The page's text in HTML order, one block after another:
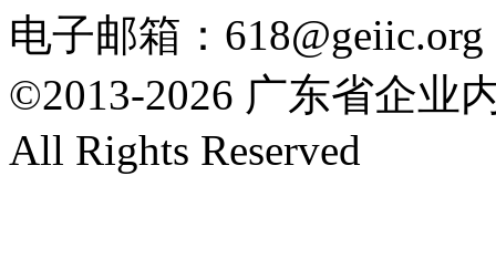
电子邮箱：618@geiic.org
©2013-2026 广东省企业
All Rights Reserved